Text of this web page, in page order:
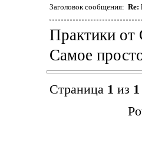
Заголовок сообщения: Re:
Практики
Самое
Страница 1 из 1